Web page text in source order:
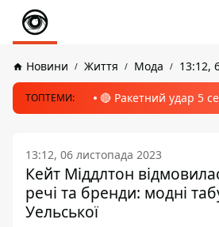
Новини Життя Мода 13:12,
ТОПТЕМИ: 🔴 Ракетний удар 5
13:12, 06 листопада 2023
Кейт Міддлтон
речі та бренди: модні
Уельської